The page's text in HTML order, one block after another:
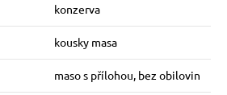
konzerva
kousky masa
maso s přílohou, bez obilovin